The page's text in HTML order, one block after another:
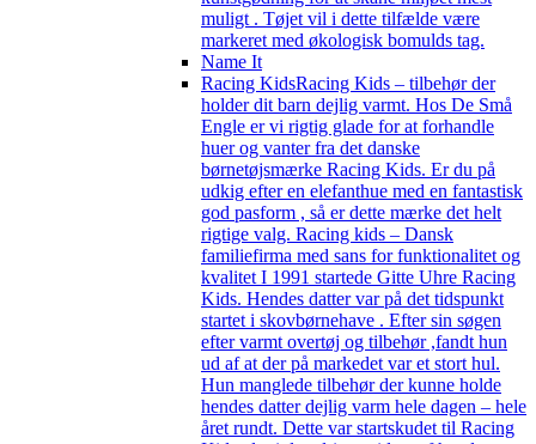
muligt . Tøjet vil i dette tilfælde være
markeret med økologisk bomulds tag.
Name It
Racing KidsRacing Kids – tilbehør der
holder dit barn dejlig varmt. Hos De Små
Engle er vi rigtig glade for at forhandle
huer og vanter fra det danske
børnetøjsmærke Racing Kids. Er du på
udkig efter en elefanthue med en fantastisk
god pasform , så er dette mærke det helt
rigtige valg. Racing kids – Dansk
familiefirma med sans for funktionalitet og
kvalitet I 1991 startede Gitte Uhre Racing
Kids. Hendes datter var på det tidspunkt
startet i skovbørnehave . Efter sin søgen
efter varmt overtøj og tilbehør ,fandt hun
ud af at der på markedet var et stort hul.
Hun manglede tilbehør der kunne holde
hendes datter dejlig varm hele dagen – hele
året rundt. Dette var startskudet til Racing